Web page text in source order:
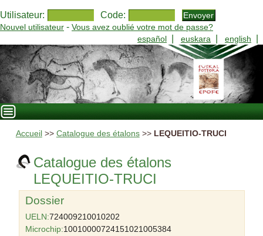
Utilisateur: Code:
Nouvel utilisateur - Vous avez oublié votre mot de passe?
español
euskara english
Accueil >> Catalogue des étalons>> LEQUEITIO-TRUCI
Catalogue des étalons
LEQUEITIO-TRUCI
Dossier
UELN:724009210010202
Microchip:10010000724151021005384